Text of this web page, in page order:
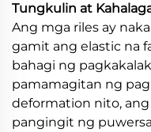
Tungkulin at
Ang mga riles ay
gamit ang elastic na
bahagi ng
pamamagitan ng
deformation nito,
pangingit ng